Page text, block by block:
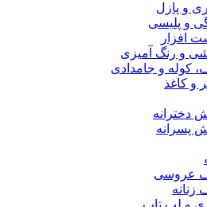
و پازل
و پلیسی
افزار
و رنگ آمیزی
کوله و جامدادی
و کاغذ
دخترانه
پسرانه
عروسی
زنانه
و لب تاپ